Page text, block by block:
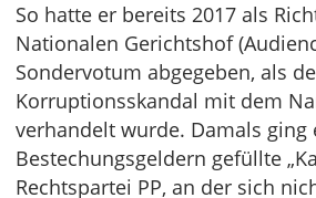
So hatte er bereits 2017 als
Nationalen Gerichtshof
Sondervotum abgegeben, als
Korruptionsskandal mit dem
verhandelt wurde. Damals
Bestechungsgeldern gefüllte
Rechtspartei PP, an der sich